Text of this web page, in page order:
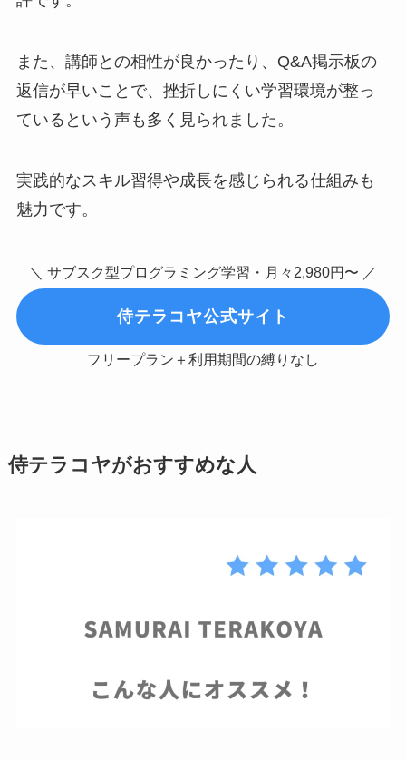
また、講師との相性が良かったり、Q&A掲示板の
返信が早いことで、挫折しにくい学習環境が整っ
ているという声も多く見られました。
実践的なスキル習得や成長を感じられる仕組みも
魅力です。
＼ サブスク型プログラミング学習・月々2,980円〜 ／
侍テラコヤ公式サイト
フリープラン＋利用期間の縛りなし
侍テラコヤがおすすめな人